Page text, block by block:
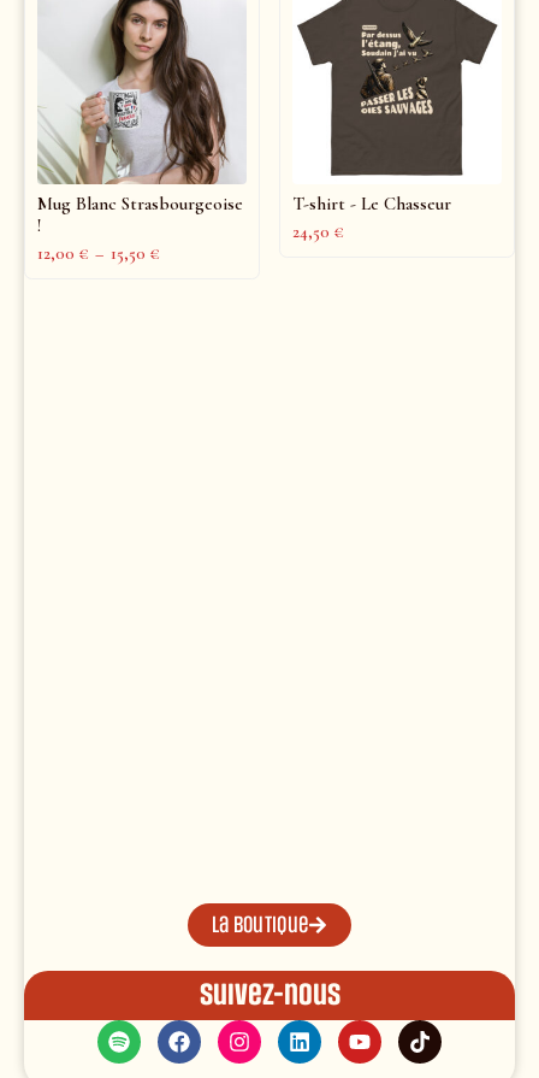
Mug Blanc Strasbourgeoise
!
12,00 € – 15,50 €
T-shirt - Le Chasseur
24,50 €
La boutique
Suivez-nous